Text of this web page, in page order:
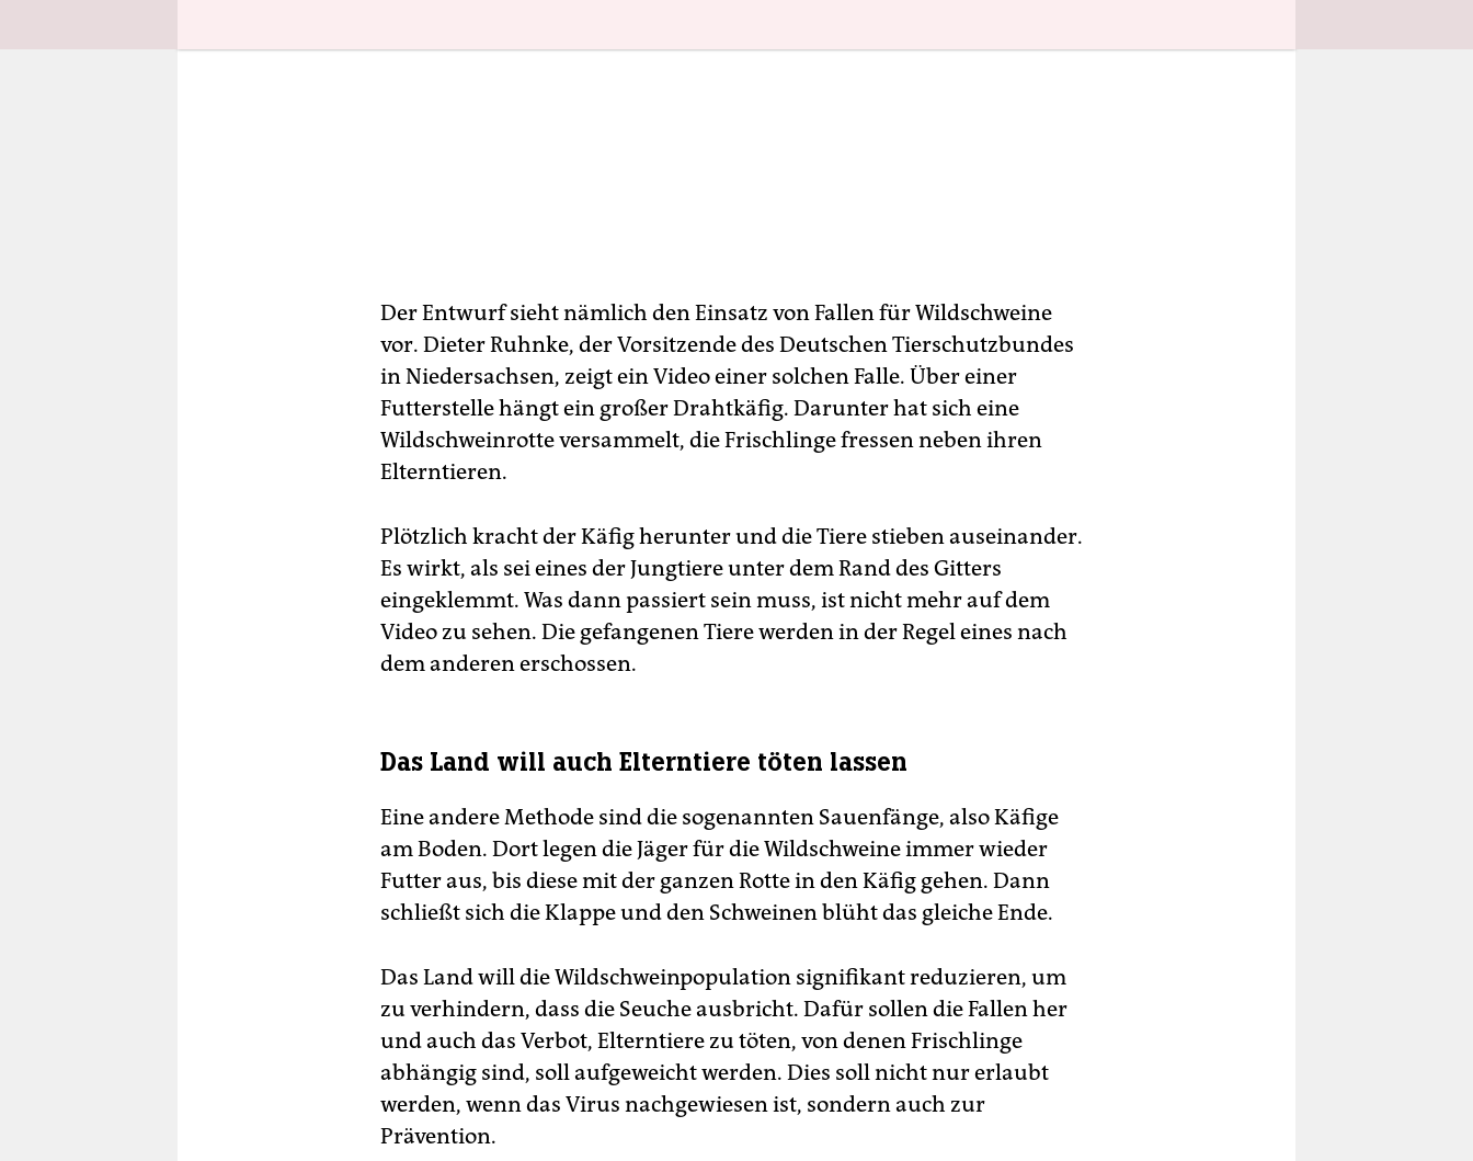
Der Entwurf sieht nämlich den Einsatz von Fallen für Wildschweine
vor. Dieter Ruhnke, der Vorsitzende des Deutschen Tierschutzbundes
in Niedersachsen, zeigt ein Video einer solchen Falle. Über einer
Futterstelle hängt ein großer Drahtkäfig. Darunter hat sich eine
Wildschweinrotte versammelt, die Frischlinge fressen neben ihren
Elterntieren.
Plötzlich kracht der Käfig herunter und die Tiere stieben auseinander.
Es wirkt, als sei eines der Jungtiere unter dem Rand des Gitters
eingeklemmt. Was dann passiert sein muss, ist nicht mehr auf dem
Video zu sehen. Die gefangenen Tiere werden in der Regel eines nach
dem anderen erschossen.
Das Land will auch Elterntiere töten lassen
Eine andere Methode sind die sogenannten Sauenfänge, also Käfige
am Boden. Dort legen die Jäger für die Wildschweine immer wieder
Futter aus, bis diese mit der ganzen Rotte in den Käfig gehen. Dann
schließt sich die Klappe und den Schweinen blüht das gleiche Ende.
Das Land will die Wildschweinpopulation signifikant reduzieren, um
zu verhindern, dass die Seuche ausbricht. Dafür sollen die Fallen her
und auch das Verbot, Elterntiere zu töten, von denen Frischlinge
abhängig sind, soll aufgeweicht werden. Dies soll nicht nur erlaubt
werden, wenn das Virus nachgewiesen ist, sondern auch zur
Prävention.